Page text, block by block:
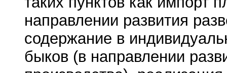
направлении развития
содержание в
быков (в направлении